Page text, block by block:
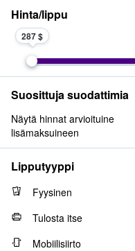
Hinta/lippu
287 $
Suosittuja suodattimia
Näytä hinnat arvioituine
lisämaksuineen
Lipputyyppi
Fyysinen
Tulosta itse
Mobiilisiirto